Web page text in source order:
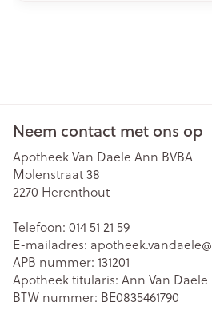
Neem contact met ons op
Apotheek Van Daele Ann BVBA
Molenstraat 38
2270 Herenthout
Telefoon: 014 51 21 59
E-mailadres: apotheek.vandaele@
APB nummer: 131201
Apotheek titularis: Ann Van Daele
BTW nummer: BE0835461790